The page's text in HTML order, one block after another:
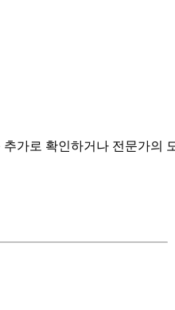
가로 확인하거나 전문가의